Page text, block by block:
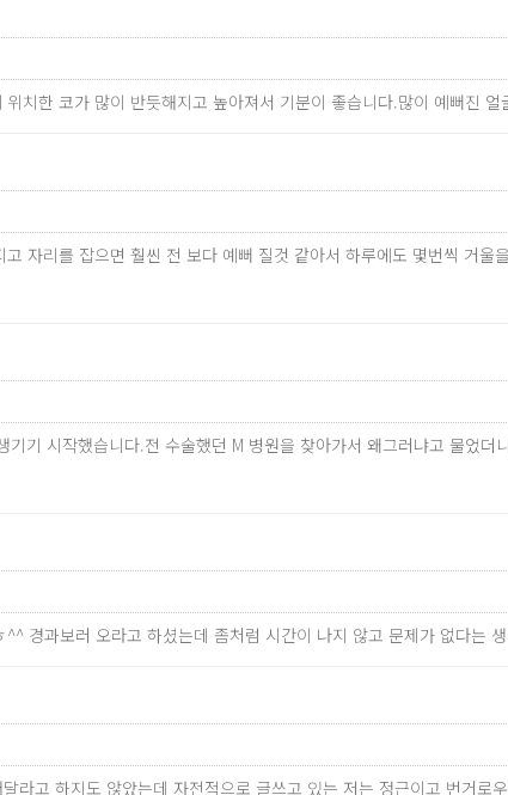
치한 코가 많이 반듯해지고 높아져서 기분이 좋습니다.많이 예뻐진
자리를 잡으면 훨씬 전 보다 예뻐 질것 같아서 하루에도 몇번씩 거
기 시작했습니다.전 수술했던 M 병원을 찾아가서 왜그러냐고 물었
경과보러 오라고 하셨는데 좀처럼 시간이 나지 않고 문제가 없다는
라고 하지도 않았는데 자전적으로 글쓰고 있는 저는 정근이고 번거로